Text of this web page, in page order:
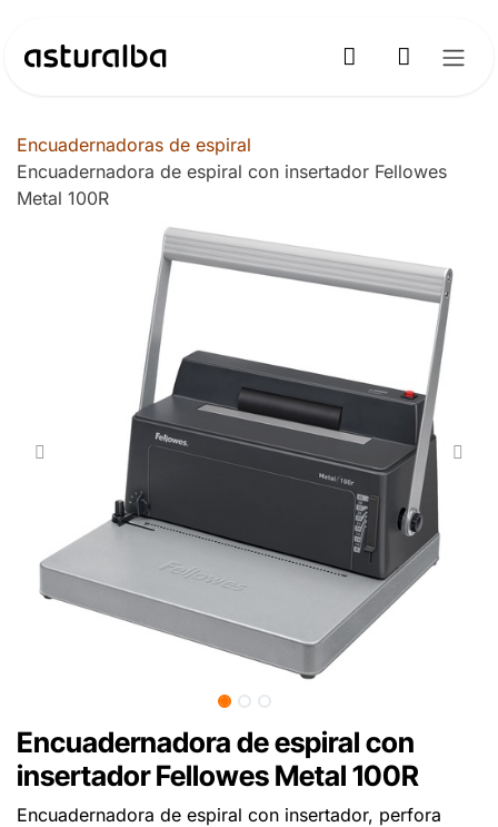
Encuadernadoras de espiral
Encuadernadora de espiral con insertador Fellowes
Metal 100R
Encuadernadora de espiral con
insertador Fellowes Metal 100R
Encuadernadora de espiral con insertador, perfora